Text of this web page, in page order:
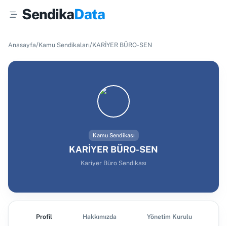
SendikaData
Anasayfa/Kamu Sendikaları/KARİYER BÜRO-SEN
Kamu Sendikası
KARİYER BÜRO-SEN
Kariyer Büro Sendikası
Profil Hakkımızda Yönetim Kurulu